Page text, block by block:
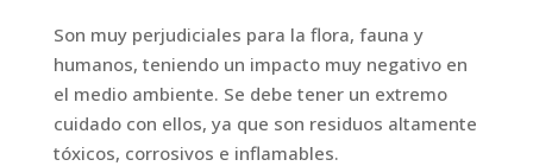
Son muy perjudiciales para la flora, fauna y
humanos, teniendo un impacto muy negativo en
el medio ambiente. Se debe tener un extremo
cuidado con ellos, ya que son residuos altamente
tóxicos, corrosivos e inflamables.